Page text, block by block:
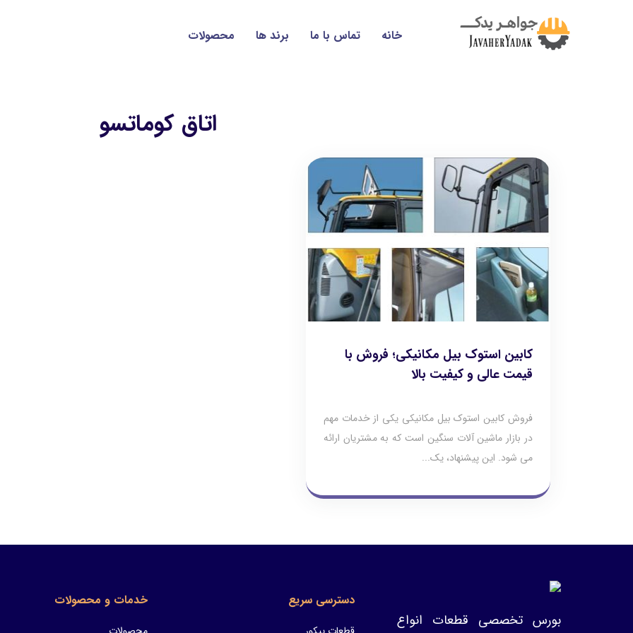
خانه تماس با ما برند ها محصولات
اتاق كوماتسو
کابین استوک بیل مکانیکی؛ فروش با
قیمت عالی و کیفیت بالا
فروش کابین استوک بیل مکانیکی یکی از خدمات مهم
در بازار ماشین‌ آلات سنگین است که به مشتریان ارائه
می‌ شود. این پیشنهاد، یک...
بورس تخصصی قطعات انواع
دسترسی سریع خدمات و محصولات